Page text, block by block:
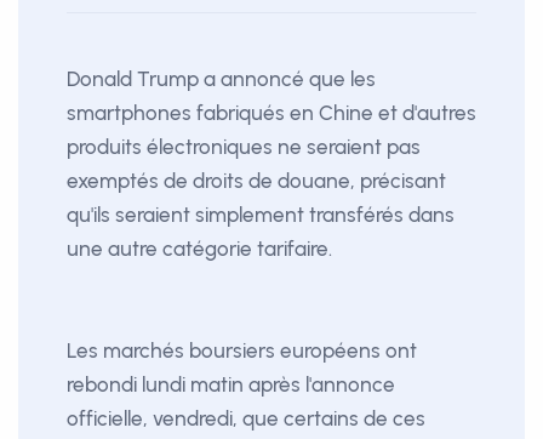
Donald Trump a annoncé que les
smartphones fabriqués en Chine et d'autres
produits électroniques ne seraient pas
exemptés de droits de douane, précisant
qu'ils seraient simplement transférés dans
une autre catégorie tarifaire.
Les marchés boursiers européens ont
rebondi lundi matin après l'annonce
officielle, vendredi, que certains de ces